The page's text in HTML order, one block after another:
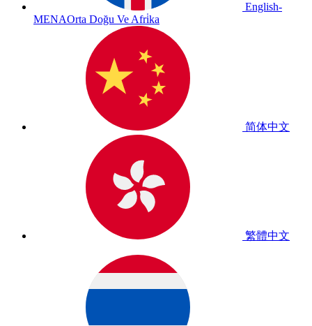
English-
MENAOrta Doğu Ve Afri̇ka
简体中文
繁體中文